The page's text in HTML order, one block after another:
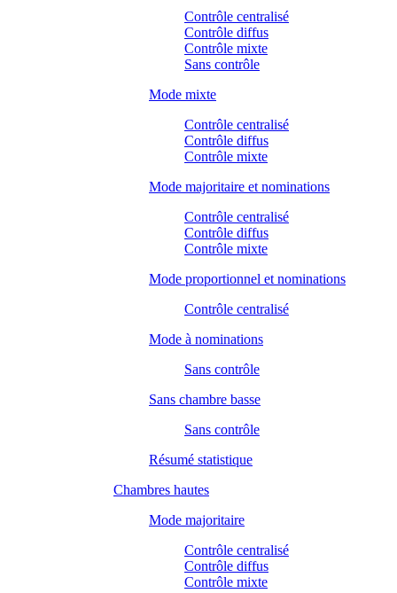
Contrôle centralisé
Contrôle diffus
Contrôle mixte
Sans contrôle
Mode mixte
Contrôle centralisé
Contrôle diffus
Contrôle mixte
Mode majoritaire et nominations
Contrôle centralisé
Contrôle diffus
Contrôle mixte
Mode proportionnel et nominations
Contrôle centralisé
Mode à nominations
Sans contrôle
Sans chambre basse
Sans contrôle
Résumé statistique
Chambres hautes
Mode majoritaire
Contrôle centralisé
Contrôle diffus
Contrôle mixte